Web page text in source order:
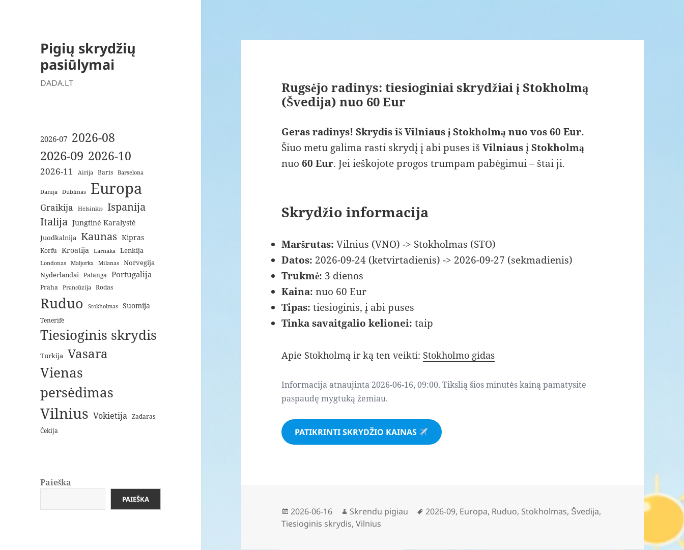
Pigių skrydžių
pasiūlymai
DADA.LT
2026-07 2026-08
2026-09 2026-10
2026-11 Airija Baris Barselona
Danija Dublinas Europa
Graikija Helsinkis
Ispanija
Italija Jungtinė Karalystė
Juodkalnija Kaunas Kipras
Korfu Kroatija Larnaka Lenkija
Londonas Maljorka Milanas
Norvegija
Nyderlandai Palanga Portugalija
Praha Prancūzija Rodas
Ruduo Stokholmas Suomija
Tenerifė
Tiesioginis skrydis
Turkija Vasara
Vienas
persėdimas
Vilnius Vokietija Zadaras
Čekija
Paieška
PAIEŠKA
Rugsėjo radinys: tiesioginiai skrydžiai į Stokholmą
(Švedija) nuo 60 Eur
Geras radinys! Skrydis iš Vilniaus į Stokholmą nuo vos 60 Eur.
Šiuo metu galima rasti skrydį į abi puses išVilniausįStokholmą
nuo60 Eur. Jei ieškojote progos trumpam pabėgimui – štai ji.
Skrydžio informacija
Maršrutas: Vilnius (VNO) -> Stokholmas (STO)
Datos: 2026-09-24 (ketvirtadienis) -> 2026-09-27 (sekmadienis)
Trukmė: 3 dienos
Kaina: nuo 60 Eur
Tipas: tiesioginis, į abi puses
Tinka savaitgalio kelionei: taip
Apie Stokholmą ir ką ten veikti: Stokholmo gidas
Informacija atnaujinta 2026-06-16, 09:00. Tikslią šios minutės kainą pamatysite
paspaudę mygtuką žemiau.
PATIKRINTI SKRYDŽIO KAINAS
Paskelbta
2026-06-16 Autorius
Skrendu pigiau Žymos
2026-09, Europa, Ruduo, Stokholmas, Švedija,
Tiesioginis skrydis,Vilnius